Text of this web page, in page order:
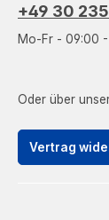
+49 30
Mo-Fr - 09:00 -
Oder über
Vertrag